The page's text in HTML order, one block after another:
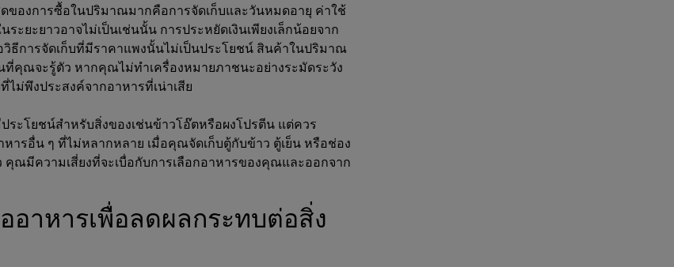
ของการซื้อในปริมาณมากคือการจัดเก็บและวันหมดอายุ ค่าใช้
ระยะยาวอาจไม่เป็นเช่นนั้น การประหยัดเงินเพียงเล็กน้อยจาก
ธีการจัดเก็บที่มีราคาแพงนั้นไม่เป็นประโยชน์ สินค้าในปริมาณ
คุณจะรู้ตัว หากคุณไม่ทำเครื่องหมายภาชนะอย่างระมัดระวัง
ม่พึงประสงค์จากอาหารที่เน่าเสีย
ะโยชน์สำหรับสิ่งของเช่นข้าวโอ๊ตหรือผงโปรตีน แต่ควร
หารอื่น ๆ ที่ไม่หลากหลาย เมื่อคุณจัดเก็บตู้กับข้าว ตู้เย็น หรือช่อง
คุณมีความเสี่ยงที่จะเบื่อกับการเลือกอาหารของคุณและออกจาก
อาหารเพื่อลดผลกระทบต่อสิ่ง